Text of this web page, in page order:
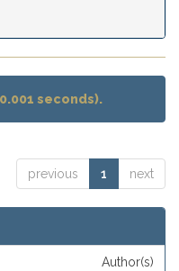
seconds).
previous 1 next
Author(s)